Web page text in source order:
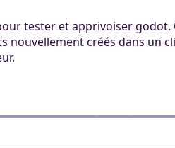
tester et apprivoiser godot.
nouvellement créés dans un